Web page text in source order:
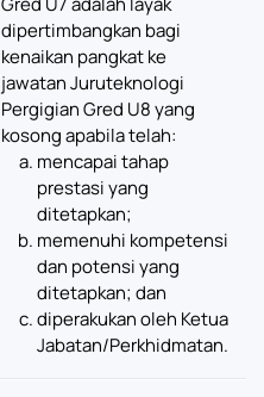
dipertimbangkan bagi
kenaikan pangkat ke
jawatan Juruteknologi
Pergigian Gred U8 yang
kosong apabila telah:
mencapai tahap
prestasi yang
ditetapkan;
memenuhi kompetensi
dan potensi yang
ditetapkan; dan
diperakukan oleh Ketua
Jabatan/Perkhidmatan.